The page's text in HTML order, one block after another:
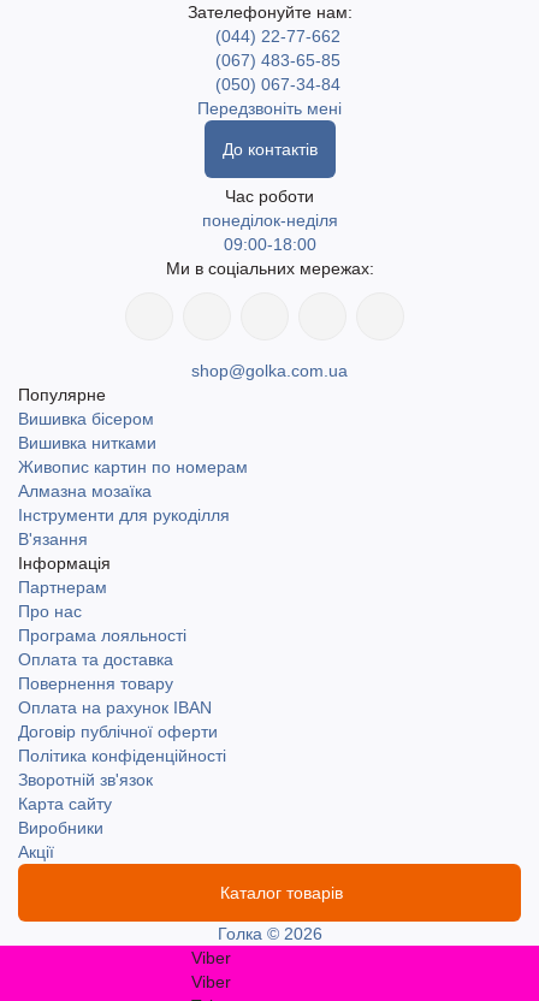
Зателефонуйте нам:
(044) 22-77-662
(067) 483-65-85
(050) 067-34-84
Передзвоніть мені
До контактів
Час роботи
понеділок-неділя
09:00-18:00
Ми в соціальних мережах:
shop@golka.com.ua
Популярне
Вишивка бісером
Вишивка нитками
Живопис картин по номерам
Алмазна мозаїка
Інструменти для рукоділля
В'язання
Інформація
Партнерам
Про нас
Програма лояльності
Оплата та доставка
Повернення товару
Оплата на рахунок IBAN
Договір публічної оферти
Політика конфіденційності
Зворотній зв'язок
Карта сайту
Виробники
Акції
Каталог товарів
Голка © 2026
Viber
Viber